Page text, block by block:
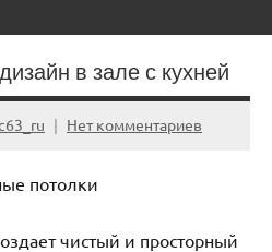
в зале с кухней
Нет комментариев
потолки
чистый и просторный